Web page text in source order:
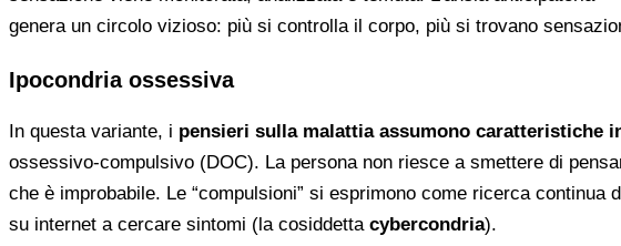
genera un circolo vizioso: più si controlla il corpo, più si trovano
Ipocondria ossessiva
In questa variante, i pensieri sulla malattia assumono caratteristiche
ossessivo-compulsivo (DOC). La persona non riesce a smettere di
che è improbabile. Le “compulsioni” si esprimono come ricerca
su internet a cercare sintomi (la cosiddetta cybercondria).